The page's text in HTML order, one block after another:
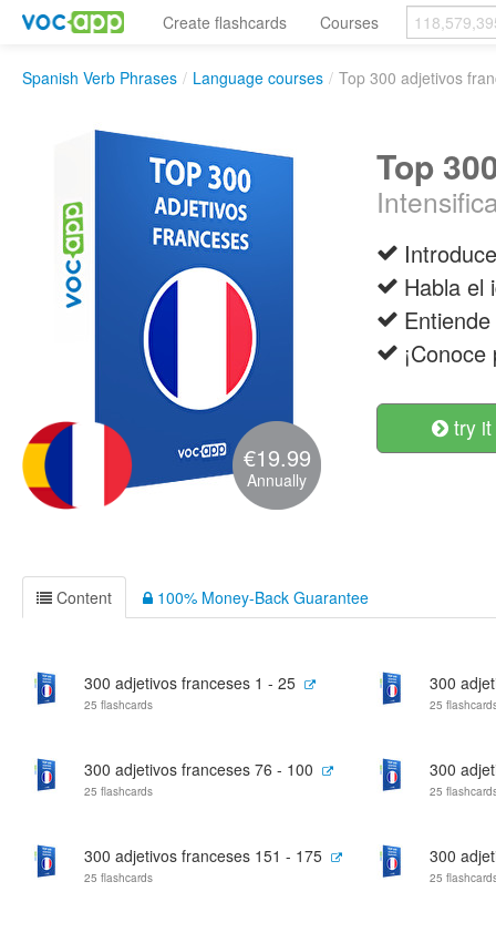
Create flashcards Courses
Spanish Verb Phrases / Language courses / Top 300 adjetivos
€19.99
Annually
Top
Habla el
try
Content 100% Money-Back Guarantee
300 adjetivos franceses 1 - 25
25 flashcards
300
25
300 adjetivos franceses 76 - 100
25 flashcards
300
25
300 adjetivos franceses 151 - 175
25 flashcards
300
25